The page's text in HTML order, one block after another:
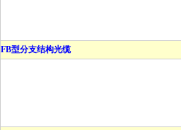
FB型分支结构光缆